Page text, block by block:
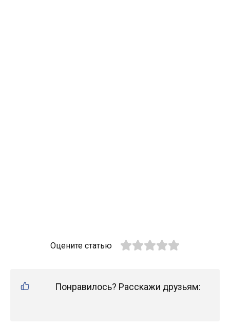
Оцените статью
Понравилось? Расскажи друзьям: